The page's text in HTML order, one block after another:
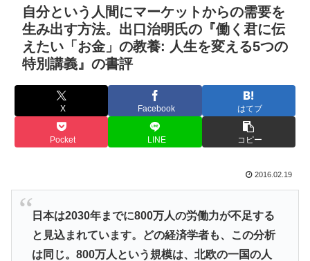
自分という人間にマーケットからの需要を
生み出す方法。出口治明氏の『働く君に伝
えたい「お金」の教養: 人生を変える5つの
特別講義』の書評
X Facebook はてブ
Pocket LINE コピー
2016.02.19
日本は2030年までに800万人の労働力が不足する
と見込まれています。どの経済学者も、この分析
は同じ。800万人という規模は、北欧の一国の人